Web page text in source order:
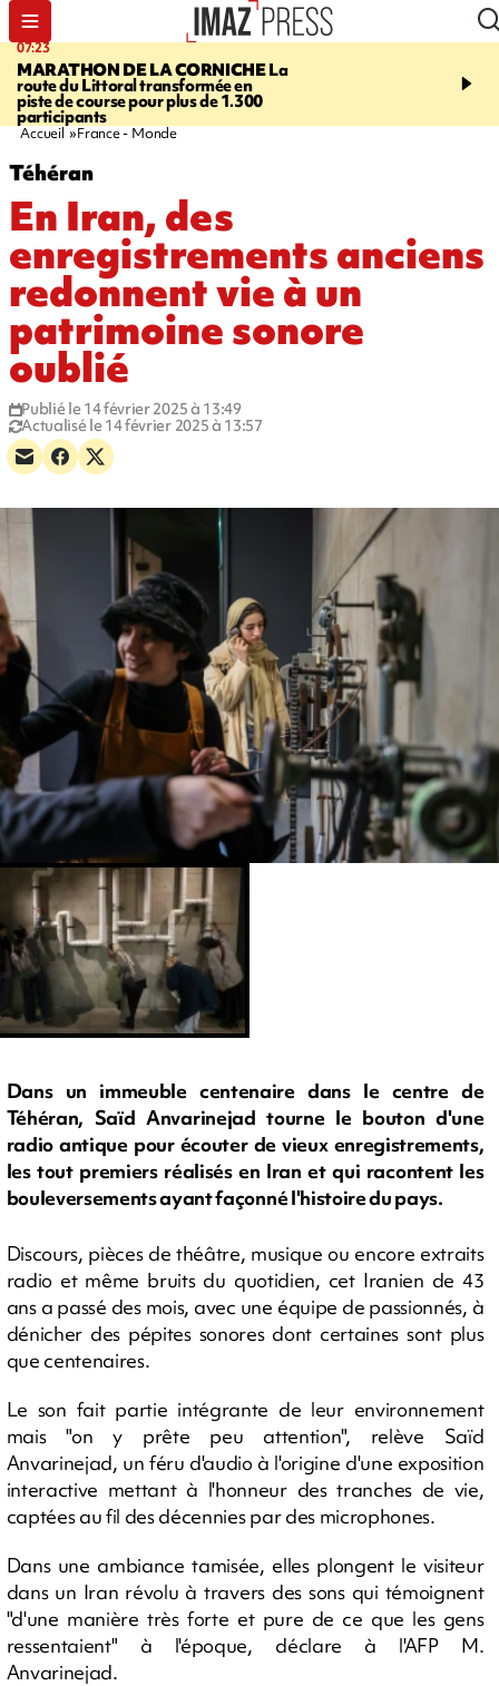
07:23
MARATHON DE LA CORNICHELa
route du Littoral transformée en
piste de course pour plus de 1.300
participants
08:37
braderie de l'océan
Accueil France - Monde
Téhéran
En Iran, des
enregistrements anciens
redonnent vie à un
patrimoine sonore
oublié
Publié le 14 février 2025 à 13:49
Actualisé le 14 février 2025 à 13:57
Dans un immeuble centenaire dans le centre de
Téhéran, Saïd Anvarinejad tourne le bouton d'une
radio antique pour écouter de vieux enregistrements,
les tout premiers réalisés en Iran et qui racontent les
bouleversements ayant façonné l'histoire du pays.
Discours, pièces de théâtre, musique ou encore extraits
radio et même bruits du quotidien, cet Iranien de 43
ans a passé des mois, avec une équipe de passionnés, à
dénicher des pépites sonores dont certaines sont plus
que centenaires.
Le son fait partie intégrante de leur environnement
mais "on y prête peu attention", relève Saïd
Anvarinejad, un féru d'audio à l'origine d'une exposition
interactive mettant à l'honneur des tranches de vie,
captées au fil des décennies par des microphones.
Dans une ambiance tamisée, elles plongent le visiteur
dans un Iran révolu à travers des sons qui témoignent
"d'une manière très forte et pure de ce que les gens
ressentaient" à l'époque, déclare à l'AFP M.
Anvarinejad.